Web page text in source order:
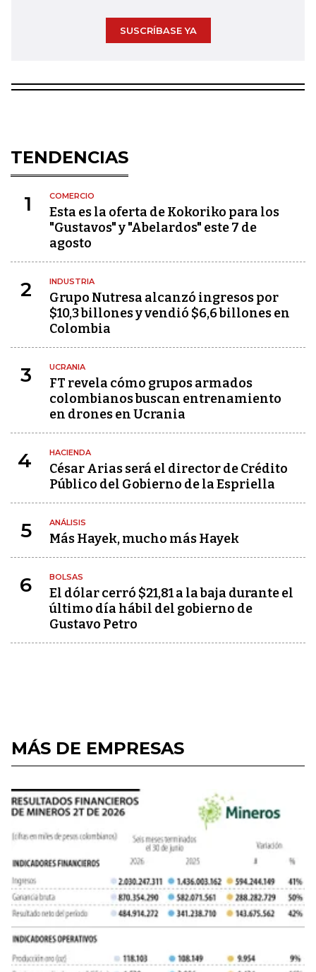
SUSCRÍBASE YA
TENDENCIAS
1 COMERCIO
Esta es la oferta de Kokoriko para los
"Gustavos" y "Abelardos" este 7 de
agosto
2 INDUSTRIA
Grupo Nutresa alcanzó ingresos por
$10,3 billones y vendió $6,6 billones en
Colombia
3 UCRANIA
FT revela cómo grupos armados
colombianos buscan entrenamiento
en drones en Ucrania
4 HACIENDA
César Arias será el director de Crédito
Público del Gobierno de la Espriella
5 ANÁLISIS
Más Hayek, mucho más Hayek
6 BOLSAS
El dólar cerró $21,81 a la baja durante el
último día hábil del gobierno de
Gustavo Petro
MÁS DE EMPRESAS